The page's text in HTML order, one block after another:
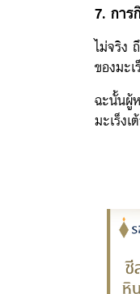
7. การ
ไม่จริง
ของมะเ
ฉะนั้นผู้
มะเร็ง